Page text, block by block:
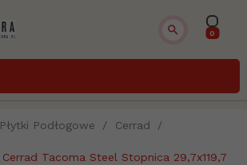
0
Płytki Podłogowe Cerrad
Cerrad Tacoma Steel Stopnica 29,7x119,7